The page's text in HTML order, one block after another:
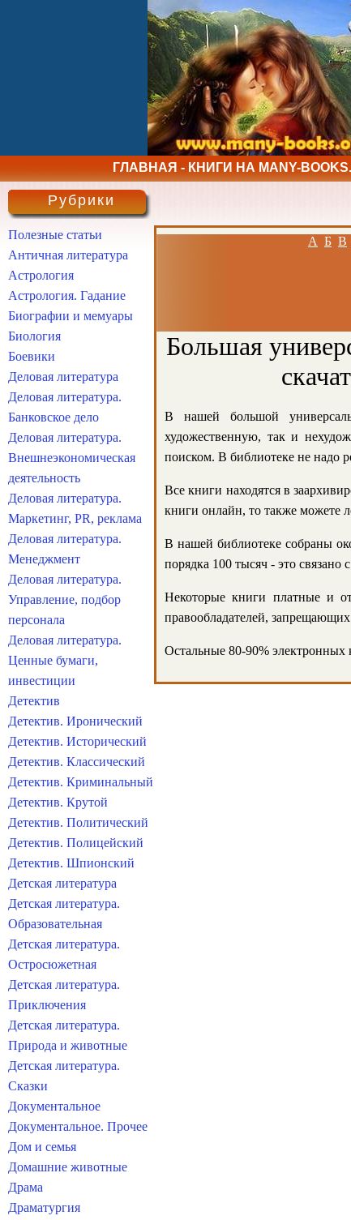
ГЛАВНАЯ - КНИГИ НА MANY-
А Б В
Большая
В нашей большой
художественную, так и
поиском. В библиотеке не надо
Все книги находятся в
книги онлайн, то также можете
В нашей библиотеке собраны
порядка 100 тысяч - это
Некоторые книги платные и
правообладателей,
Остальные 80-90% электронных
Рубрики
Полезные статьи
Античная литература
Астрология
Астрология. Гадание
Биографии и мемуары
Биология
Боевики
Деловая литература
Деловая литература.
Банковское дело
Деловая литература.
Внешнеэкономическая
деятельность
Деловая литература.
Маркетинг, PR, реклама
Деловая литература.
Менеджмент
Деловая литература.
Управление, подбор
персонала
Деловая литература.
Ценные бумаги,
инвестиции
Детектив
Детектив. Иронический
Детектив. Исторический
Детектив. Классический
Детектив. Криминальный
Детектив. Крутой
Детектив. Политический
Детектив. Полицейский
Детектив. Шпионский
Детская литература
Детская литература.
Образовательная
Детская литература.
Остросюжетная
Детская литература.
Приключения
Детская литература.
Природа и животные
Детская литература.
Сказки
Документальное
Документальное. Прочее
Дом и семья
Домашние животные
Драма
Драматургия